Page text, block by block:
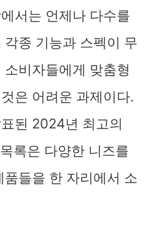
서는 언제나 다수를
종 기능과 스펙이 무
비자들에게 맞춤형
은 어려운 과제이다.
된 2024년 최고의
록은 다양한 니즈를
들을 한 자리에서 소